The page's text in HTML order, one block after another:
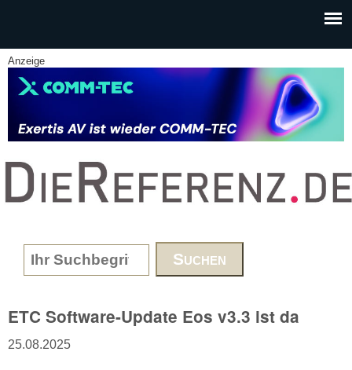
Anzeige
www.DieReferenz.de
Search form
ETC Software-Update Eos v3.3 ist da
25.08.2025